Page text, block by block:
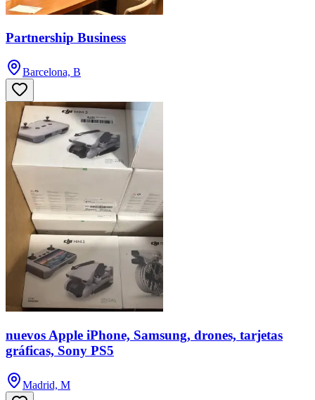
Partnership Business
Barcelona, B
nuevos Apple iPhone, Samsung, drones, tarjetas
gráficas, Sony PS5
Madrid, M